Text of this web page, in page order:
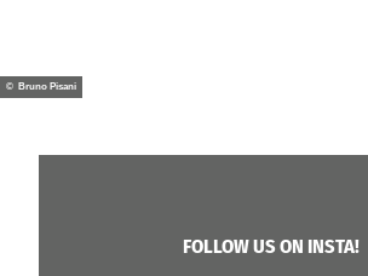
© Bruno Pisani
FOLLOW US ON INSTA!